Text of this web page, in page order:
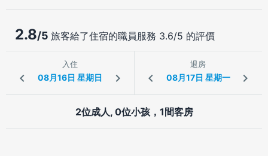
2.8/5 旅客給了住宿的職員服務 3.6/5 的評價
入住 退房
2位成人, 0位小孩，1間客房